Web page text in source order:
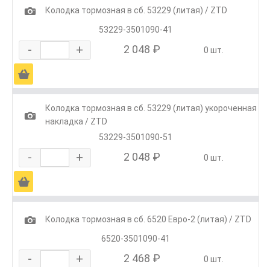
1
Колодка тормозная в сб. 53229 (литая) / ZTD
53229-3501090-41
- + 2 048 ₽ 0 шт.
Ä
1
Колодка тормозная в сб. 53229 (литая) укороченная
накладка / ZTD
53229-3501090-51
- + 2 048 ₽ 0 шт.
Ä
1
Колодка тормозная в сб. 6520 Евро-2 (литая) / ZTD
6520-3501090-41
- + 2 468 ₽ 0 шт.